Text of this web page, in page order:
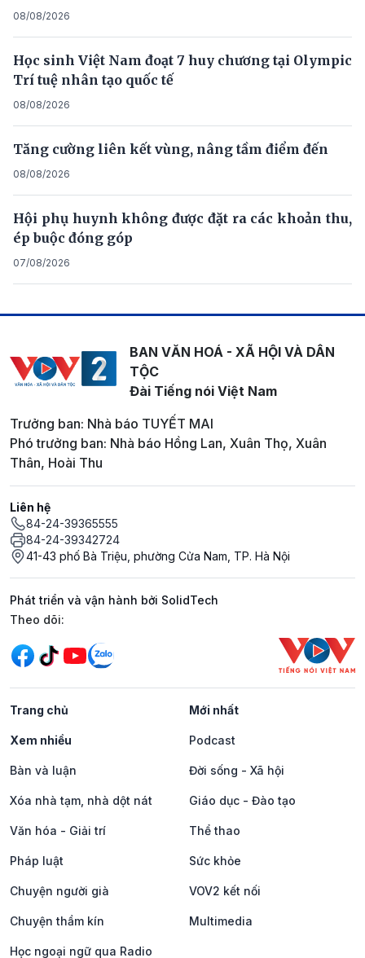
08/08/2026
Học sinh Việt Nam đoạt 7 huy chương tại Olympic
Trí tuệ nhân tạo quốc tế
08/08/2026
Tăng cường liên kết vùng, nâng tầm điểm đến
08/08/2026
Hội phụ huynh không được đặt ra các khoản thu,
ép buộc đóng góp
07/08/2026
BAN VĂN HOÁ - XÃ HỘI VÀ DÂN
TỘC
Đài Tiếng nói Việt Nam
Trưởng ban: Nhà báo TUYẾT MAI
Phó trưởng ban: Nhà báo Hồng Lan, Xuân Thọ, Xuân
Thân, Hoài Thu
Liên hệ
84-24-39365555
84-24-39342724
41-43 phố Bà Triệu, phường Cửa Nam, TP. Hà Nội
Phát triển và vận hành bởi SolidTech
Mạng xã hội
Theo dõi:
Trang chủ Mới nhất
Xem nhiều Podcast
Bàn và luận Đời sống - Xã hội
Xóa nhà tạm, nhà dột nát Giáo dục - Đào tạo
Văn hóa - Giải trí Thể thao
Pháp luật Sức khỏe
Chuyện người già VOV2 kết nối
Chuyện thầm kín Multimedia
Học ngoại ngữ qua Radio